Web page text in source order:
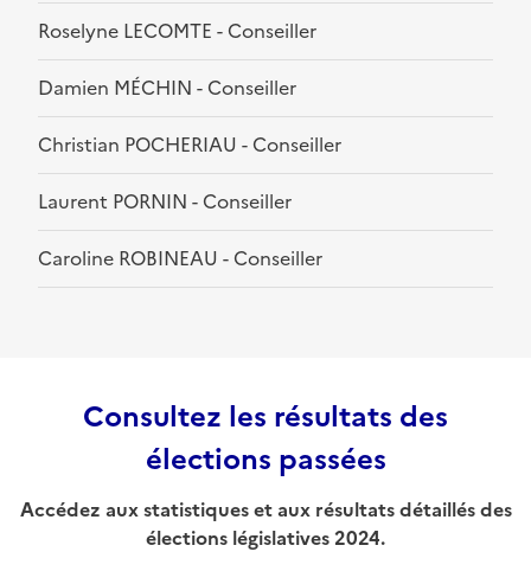
Roselyne LECOMTE - Conseiller
Damien MÉCHIN - Conseiller
Christian POCHERIAU - Conseiller
Laurent PORNIN - Conseiller
Caroline ROBINEAU - Conseiller
Consultez les résultats des
élections passées
Accédez aux statistiques et aux résultats détaillés des
élections législatives 2024.